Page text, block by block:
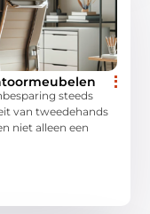
steeds
van tweedehands
niet alleen een